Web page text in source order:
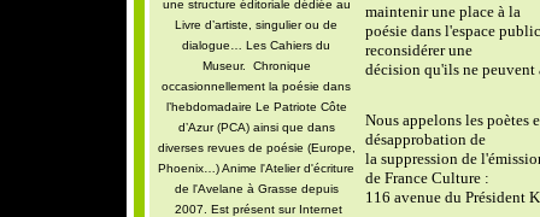
une structure éditoriale dédiée au
Livre d’artiste, singulier ou de
dialogue… Les Cahiers du
Museur. Chronique
occasionnellement la poésie dans
l’hebdomadaire Le Patriote Côte
d’Azur (PCA) ainsi que dans
diverses revues de poésie (Europe,
Phoenix…) Anime l'Atelier d'écriture
de l'Avelane à Grasse depuis
2007. Est présent sur Internet
maintenir une place à la
poésie dans l'espace
reconsidérer une
décision qu'ils ne peuvent
Nous appelons les poètes
désapprobation de
la suppression de
de France Culture :
116 avenue du Président